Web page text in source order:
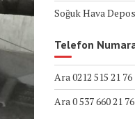
Soğuk Hava
Telefon
Ara 0212 515 21 76
Ara 0 537 660 21 76